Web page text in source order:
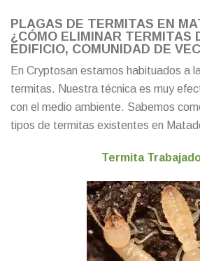
PLAGAS DE TERMITAS EN
¿CÓMO ELIMINAR TERMITAS
EDIFICIO, COMUNIDAD DE
En Cryptosan estamos habituados a
termitas. Nuestra técnica es muy
con el medio ambiente. Sabemos
tipos de termitas existentes en
Termita